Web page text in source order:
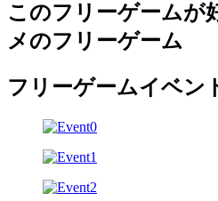
このフリーゲームが
メのフリーゲーム
フリーゲームイベン